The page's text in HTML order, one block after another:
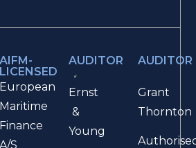
AIFM-
LICENSED
European
Maritime
Finance
A/S
AUDITOR
Ernst
&
Young
AUDITOR
Grant
Thornton